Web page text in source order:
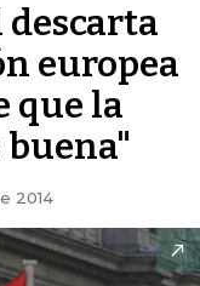
descarta
europea
que la
2014